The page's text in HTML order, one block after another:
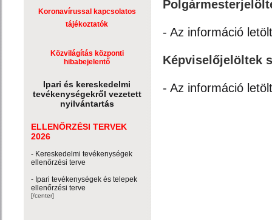
Koronavírussal kapcsolatos
tájékoztatók
Közvilágítás központi
hibabejelentő
Ipari és kereskedelmi
tevékenységekről vezetett
nyilvántartás
ELLENŐRZÉSI TERVEK
2026
- Kereskedelmi tevékenységek
ellenőrzési terve
- Ipari tevékenységek és telepek
ellenőrzési terve
[/center]
- Az információ
Képviselőjelöltek
- Az információ